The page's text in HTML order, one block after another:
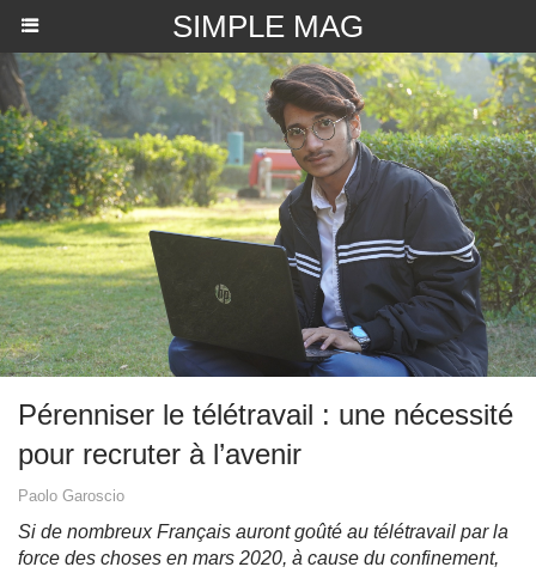
SIMPLE MAG
Pérenniser le télétravail : une nécessité
pour recruter à l’avenir
Paolo Garoscio
Si de nombreux Français auront goûté au télétravail par la
force des choses en mars 2020, à cause du confinement,